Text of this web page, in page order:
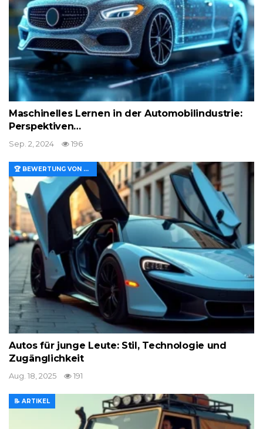
Maschinelles Lernen in der Automobilindustrie:
Perspektiven…
Sep. 2, 2024 196
🏆 BEWERTUNG VON MERKMALEN UND WERT
Autos für junge Leute: Stil, Technologie und
Zugänglichkeit
Aug. 18, 2025 191
📝 ARTIKEL